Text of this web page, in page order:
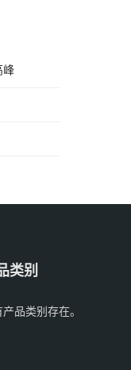
峰
类别
品类别存在。